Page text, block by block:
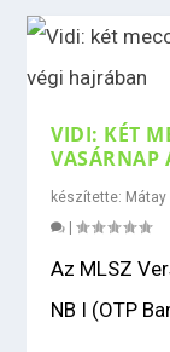
VIDI: KÉT
VASÁRNAP
készítette:
|
Az MLSZ
NB I (OTP